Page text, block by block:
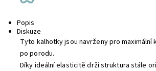
Popis
Diskuze
Tyto kalhotky jsou navrženy pro
po porodu.
Díky ideální elasticitě drží struktura stále